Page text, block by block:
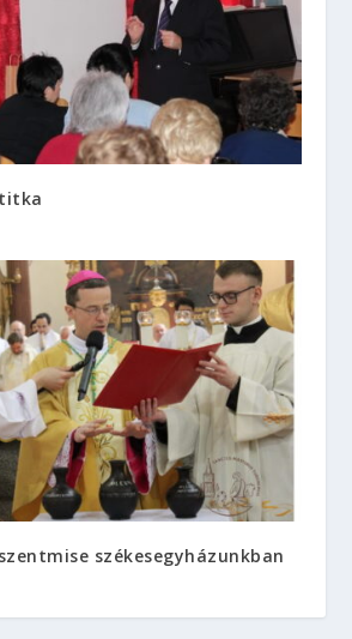
székesegyházunkban